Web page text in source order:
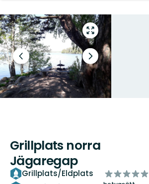
Gå
till
helskärmsläge
Föregående
bild
Nästa
bildspel
Grillplats norra
Jägaregap
Grillplats/Eldplats
av